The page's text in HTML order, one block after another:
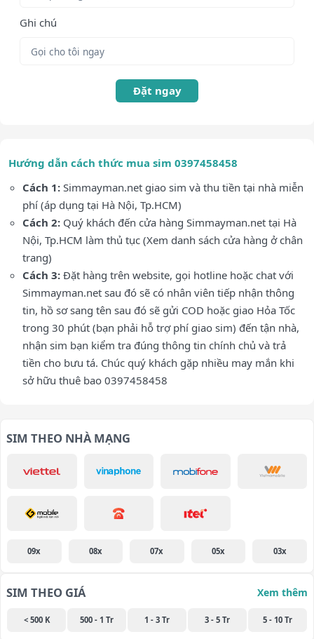
Ghi chú
Đặt ngay
Hướng dẫn cách thức mua sim 0397458458
Cách 1: Simmayman.net giao sim và thu tiền tại nhà miễn
phí (áp dụng tại Hà Nội, Tp.HCM)
Cách 2: Quý khách đến cửa hàng Simmayman.net tại Hà
Nội, Tp.HCM làm thủ tục (Xem danh sách cửa hàng ở chân
trang)
Cách 3: Đặt hàng trên website, gọi hotline hoặc chat với
Simmayman.net sau đó sẽ có nhân viên tiếp nhận thông
tin, hồ sơ sang tên sau đó sẽ gửi COD hoặc giao Hỏa Tốc
trong 30 phút (bạn phải hỗ trợ phí giao sim) đến tận nhà,
nhận sim bạn kiểm tra đúng thông tin chính chủ và trả
tiền cho bưu tá. Chúc quý khách gặp nhiều may mắn khi
sở hữu thuê bao 0397458458
SIM THEO NHÀ MẠNG
09x 08x 07x 05x 03x
SIM THEO GIÁ Xem thêm
< 500 K 500 - 1 Tr 1 - 3 Tr 3 - 5 Tr 5 - 10 Tr